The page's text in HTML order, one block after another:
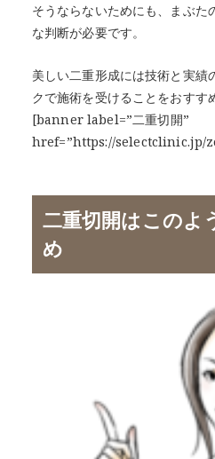
そうならないためにも、まぶた
な判断が必要です。
美しい二重形成には技術と実績
クで施術を受けることをおすす
[banner label=”二重切開”
href=”https://selectclinic.jp/
二重切開はこのよ
め